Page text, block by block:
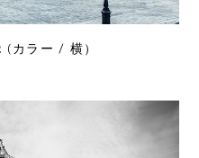
カラー / 横）